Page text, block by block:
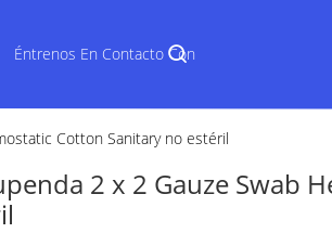
Éntrenos En Contacto Con
Cotton Sanitary no estéril
2 x 2 Gauze Swab